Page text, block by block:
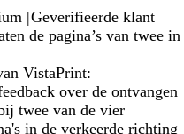
|Geverifieerde klant
de pagina’s van twee in
VistaPrint:
over de ontvangen
twee van de vier
in de verkeerde richting